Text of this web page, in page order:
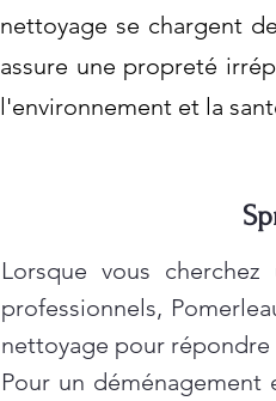
nettoyage se chargent
assure une propreté
l'environnement et la
Lorsque vous
professionnels,
nettoyage pour répondre
Pour un